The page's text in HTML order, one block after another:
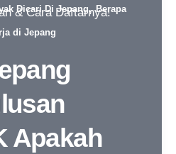
Dicari Di Jepang,Berapa
di Jepang
Apakah